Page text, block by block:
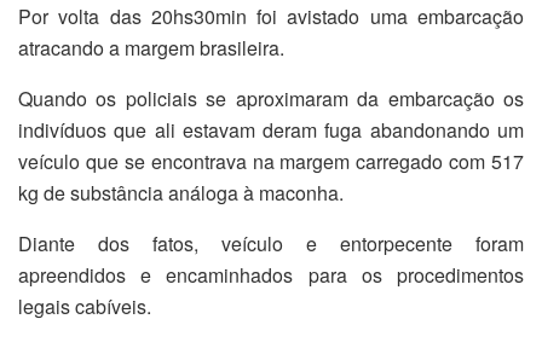
Por volta das 20hs30min foi avistado uma embarcação
atracando a margem brasileira.
Quando os policiais se aproximaram da embarcação os
indivíduos que ali estavam deram fuga abandonando um
veículo que se encontrava na margem carregado com 517
kg de substância análoga à maconha.
Diante dos fatos, veículo e entorpecente foram
apreendidos e encaminhados para os procedimentos
legais cabíveis.